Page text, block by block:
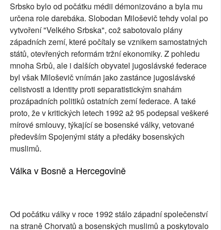
Srbsko bylo od počátku médii démonizováno a byla mu
určena role darebáka. Slobodan Miloševič tehdy volal po
vytvoření "Velkého Srbska", což sabotovalo plány
západních zemí, které počítaly se vznikem samostatných
států, otevřených reformám tržní ekonomiky. Z pohledu
mnoha Srbů, ale i dalších obyvatel jugoslávské federace
byl však Miloševič vnímán jako zastánce jugoslávské
celistvosti a identity proti separatistickým snahám
prozápadních politiků ostatních zemí federace. A také
proto, že v kritických letech 1992 až 95 podepsal veškeré
mírové smlouvy, týkající se bosenské války, vetované
především Spojenými státy a předáky bosenských
muslimů.
Válka v Bosně a Hercegovině
Od počátku války v roce 1992 stálo západní společenství
na straně Chorvatů a bosenských muslimů a poskytovalo